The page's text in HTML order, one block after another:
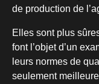
de production de
Elles sont plus
font l’objet d’un
leurs normes de
seulement